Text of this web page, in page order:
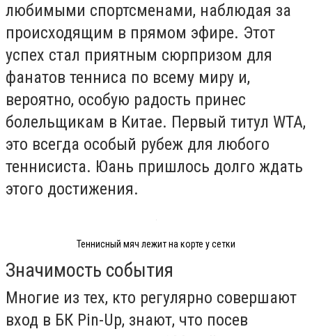
любимыми спортсменами, наблюдая за
происходящим в прямом эфире. Этот
успех стал приятным сюрпризом для
фанатов тенниса по всему миру и,
вероятно, особую радость принес
болельщикам в Китае. Первый титул WTA,
это всегда особый рубеж для любого
теннисиста. Юань пришлось долго ждать
этого достижения.
Теннисный мяч лежит на корте у сетки
Значимость события
Многие из тех, кто регулярно совершают
вход в БК Pin-Up, знают, что посев